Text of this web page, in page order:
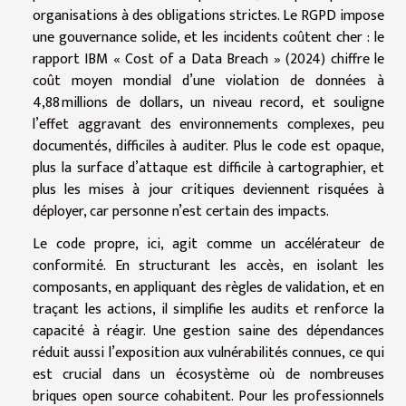
organisations à des obligations strictes. Le RGPD impose
une gouvernance solide, et les incidents coûtent cher : le
rapport IBM « Cost of a Data Breach » (2024) chiffre le
coût moyen mondial d’une violation de données à
4,88 millions de dollars, un niveau record, et souligne
l’effet aggravant des environnements complexes, peu
documentés, difficiles à auditer. Plus le code est opaque,
plus la surface d’attaque est difficile à cartographier, et
plus les mises à jour critiques deviennent risquées à
déployer, car personne n’est certain des impacts.
Le code propre, ici, agit comme un accélérateur de
conformité. En structurant les accès, en isolant les
composants, en appliquant des règles de validation, et en
traçant les actions, il simplifie les audits et renforce la
capacité à réagir. Une gestion saine des dépendances
réduit aussi l’exposition aux vulnérabilités connues, ce qui
est crucial dans un écosystème où de nombreuses
briques open source cohabitent. Pour les professionnels